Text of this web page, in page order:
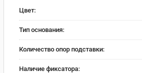
Цвет:
Тип основания:
Количество опор подставки:
Наличие фиксатора: